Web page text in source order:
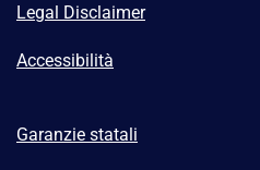
Legal Disclaimer
Accessibilità
Garanzie statali